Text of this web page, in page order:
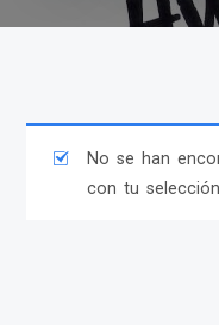
No se han
con tu